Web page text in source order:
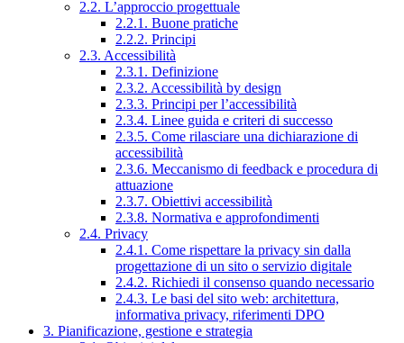
2.2. L’approccio progettuale
2.2.1. Buone pratiche
2.2.2. Principi
2.3. Accessibilità
2.3.1. Definizione
2.3.2. Accessibilità by design
2.3.3. Principi per l’accessibilità
2.3.4. Linee guida e criteri di successo
2.3.5. Come rilasciare una dichiarazione di
accessibilità
2.3.6. Meccanismo di feedback e procedura di
attuazione
2.3.7. Obiettivi accessibilità
2.3.8. Normativa e approfondimenti
2.4. Privacy
2.4.1. Come rispettare la privacy sin dalla
progettazione di un sito o servizio digitale
2.4.2. Richiedi il consenso quando necessario
2.4.3. Le basi del sito web: architettura,
informativa privacy, riferimenti DPO
3. Pianificazione, gestione e strategia